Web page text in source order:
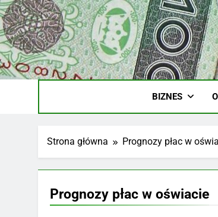
Skip
to
content
BIZNES
Strona główna Prognozy płac w
Prognozy płac w oświacie